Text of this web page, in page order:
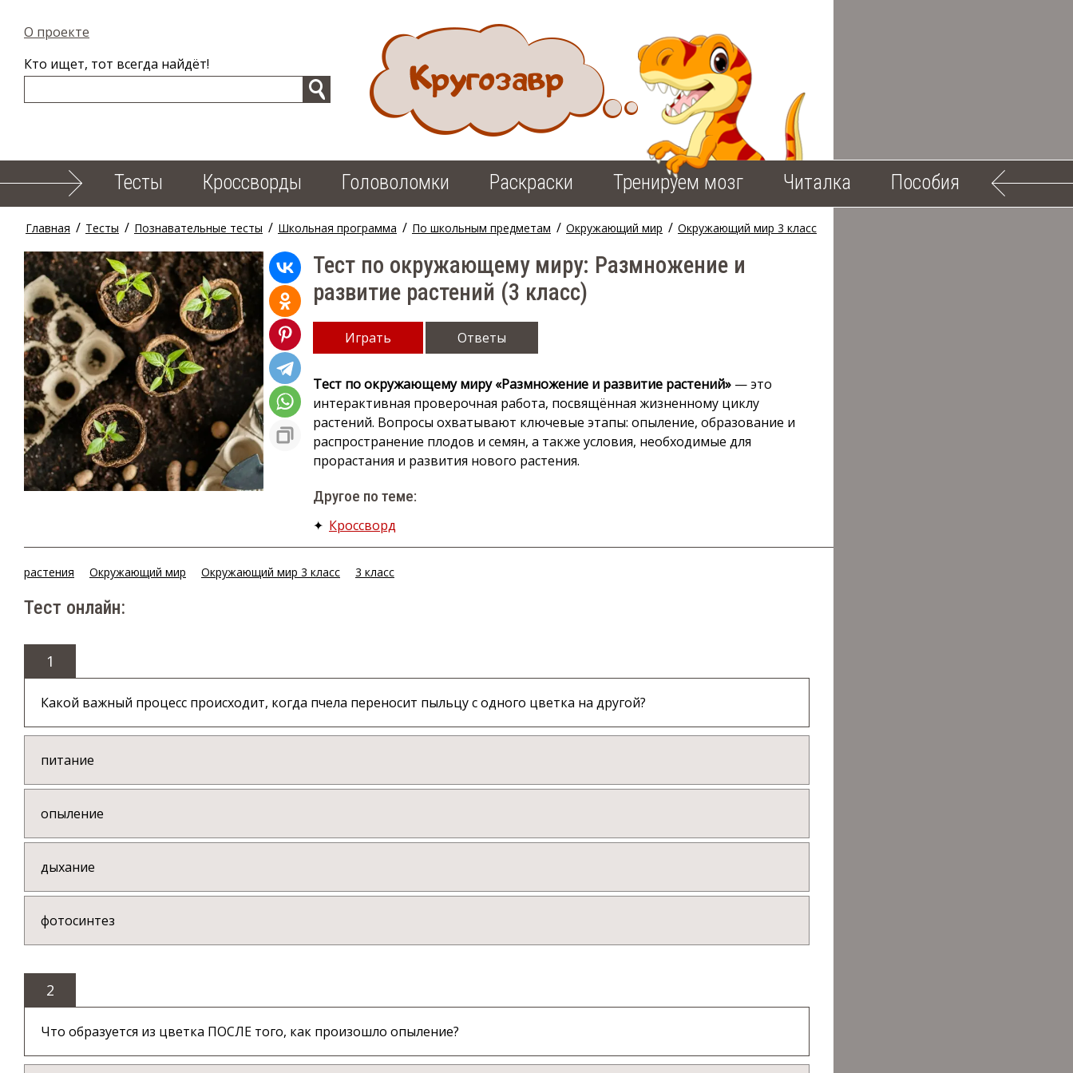
О проекте
Кто ищет, тот всегда найдёт!
Тесты Кроссворды Головоломки Раскраски Тренируем мозг Читалка Пособия
Главная / Тесты / Познавательные тесты / Школьная программа / По школьным предметам / Окружающий мир / Окружающий мир 3 класс
Тест по окружающему миру: Размножение и
развитие растений (3 класс)
Играть Ответы
Тест по окружающему миру «Размножение и развитие растений» — это
интерактивная проверочная работа, посвящённая жизненному циклу
растений. Вопросы охватывают ключевые этапы: опыление, образование и
распространение плодов и семян, а также условия, необходимые для
прорастания и развития нового растения.
Другое по теме:
✦ Кроссворд
растения Окружающий мир Окружающий мир 3 класс 3 класс
Тест онлайн:
1
Какой важный процесс происходит, когда пчела переносит пыльцу с одного цветка на другой?
питание
опыление
дыхание
фотосинтез
2
Что образуется из цветка ПОСЛЕ того, как произошло опыление?